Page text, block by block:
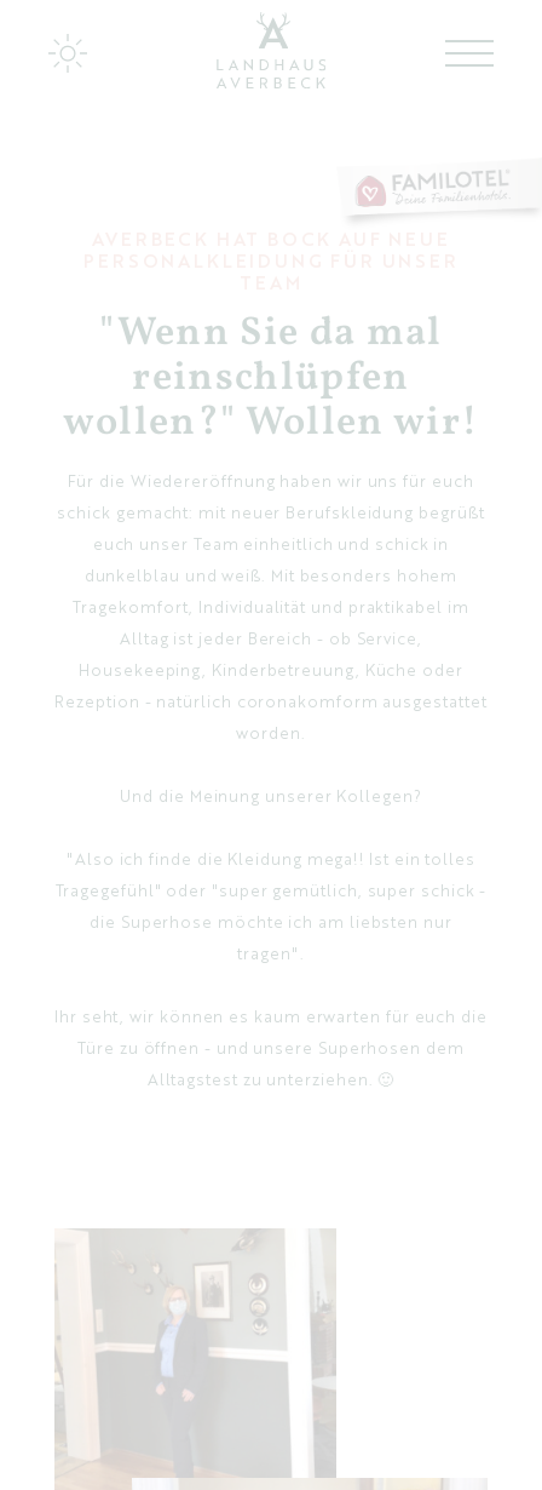
Zurück zu den Wurzeln
Ideen für Familien
Wir für Euch
EN
"Wenn Sie da mal
reinschlüpfen
wollen?" Wollen wir!
Für die Wiedereröffnung haben wir uns für euch
schick gemacht: mit neuer Berufskleidung begrüßt
euch unser Team einheitlich und schick in
dunkelblau und weiß. Mit besonders hohem
Tragekomfort, Individualität und praktikabel im
Alltag ist jeder Bereich - ob Service,
Housekeeping, Kinderbetreuung, Küche oder
Rezeption - natürlich coronakomform ausgestattet
worden.
Und die Meinung unserer Kollegen?
"Also ich finde die Kleidung mega!! Ist ein tolles
Tragegefühl" oder "super gemütlich, super schick -
die Superhose möchte ich am liebsten nur
tragen".
Ihr seht, wir können es kaum erwarten für euch die
Türe zu öffnen - und unsere Superhosen dem
Alltagstest zu unterziehen. 🙂